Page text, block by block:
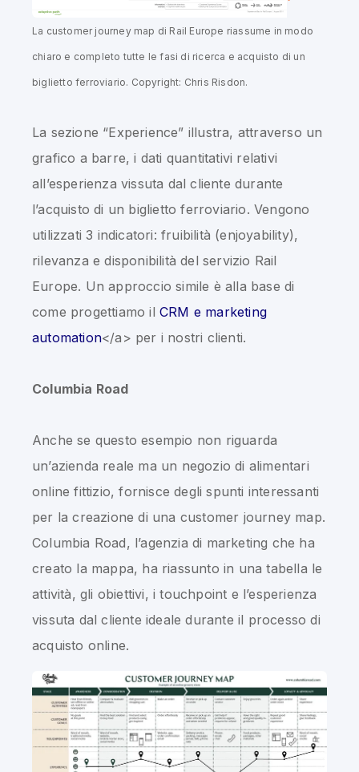
La customer journey map di Rail Europe riassume in modo
chiaro e completo tutte le fasi di ricerca e acquisto di un
biglietto ferroviario. Copyright: Chris Risdon.
La sezione “Experience” illustra, attraverso un
grafico a barre, i dati quantitativi relativi
all’esperienza vissuta dal cliente durante
l’acquisto di un biglietto ferroviario. Vengono
utilizzati 3 indicatori: fruibilità (enjoyability),
rilevanza e disponibilità del servizio Rail
Europe. Un approccio simile è alla base di
come progettiamo il CRM e marketing
automation</a> per i nostri clienti.
Columbia Road
Anche se questo esempio non riguarda
un’azienda reale ma un negozio di alimentari
online fittizio, fornisce degli spunti interessanti
per la creazione di una customer journey map.
Columbia Road, l’agenzia di marketing che ha
creato la mappa, ha riassunto in una tabella le
attività, gli obiettivi, i touchpoint e l’esperienza
vissuta dal cliente ideale durante il processo di
acquisto online.